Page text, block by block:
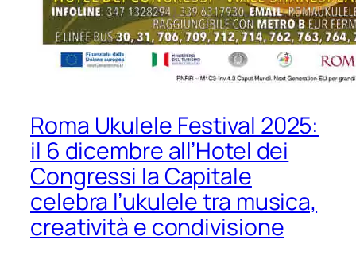
Roma Ukulele Festival 2025:
il 6 dicembre all’Hotel dei
Congressi la Capitale
celebra l’ukulele tra musica,
creatività e condivisione